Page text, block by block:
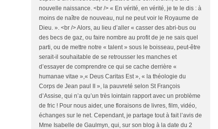
nouvelle naissance. <br /> « En vérité, en vérité, je te le dis : à
moins de naître de nouveau, nul ne peut voir le Royaume de
Dieu. ». <br /> Alors, au lieu d’aller « casser des abri-bus ou
des becs de gaz, ou faire nombre au profit de je ne sais quel
parti, ou de mettre notre « talent » sous le boisseau, peut-être
serait-il souhaitable de se retrousser les manches et
d’essayer de comprendre ce qui se cache derrière «
humanae vitae »,« Deus Caritas Est », « la théologie du
Corps de Jean paul II », la pauvreté selon St François
d’Assise, qui n’a qu’un très lointain rapport avec un problème
de fric ! Pour nous aider, une floraisons de livres, film, vidéo,
échanges sur le net. Cependant, je partage tout à fait l’avis de
Mme Isabelle de Gaulmyn, qui, sur son blog à la date du 2